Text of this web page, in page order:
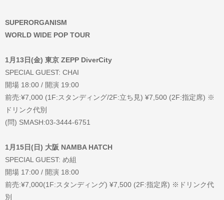
SUPERORGANISM
WORLD WIDE POP TOUR
1月13日(金) 東京 ZEPP DiverCity
SPECIAL GUEST: CHAI
開場 18:00 / 開演 19:00
前売:¥7,000 (1F:スタンディング/2F:立ち見) ¥7,500 (2F:指定席) ※
ドリンク代別
(問) SMASH:03-3444-6751
1月15日(日) 大阪 NAMBA HATCH
SPECIAL GUEST: め組
開場 17:00 / 開演 18:00
前売:¥7,000(1F:スタンディング) ¥7,500 (2F:指定席) ※ドリンク代
別